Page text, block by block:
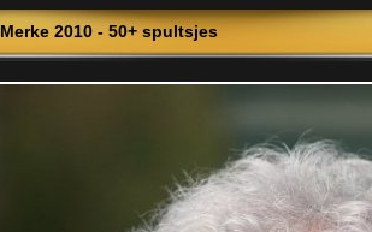
Merke 2010 - 50+ spultsjes